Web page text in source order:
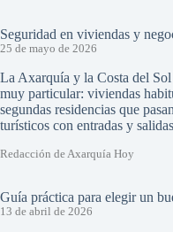
Seguridad en viviendas y
25 de mayo de 2026
La Axarquía y la Costa del
muy particular: viviendas
segundas residencias que
turísticos con entradas y
Redacción de Axarquía Hoy
Guía práctica para elegir un
13 de abril de 2026